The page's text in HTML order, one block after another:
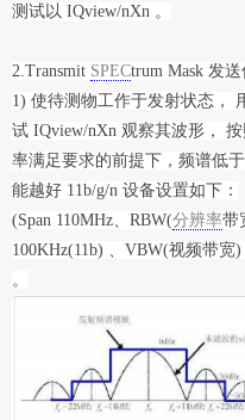
测试以 IQview/nXn 。
2.Transmit SPECtrum Mask 发
1) 使待测物工作于发射状态，
试 IQview/nXn 观察其波形，
率满足要求的前提下，频谱低
能越好 11b/g/n 设备设置如下：
(Span 110MHz、RBW(分辨率带
100KHz(11b) 、VBW(视频带宽)
。